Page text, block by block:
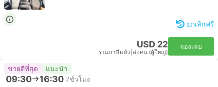
ยกเลิกฟรี
USD 22
รวมภาษีแล้ว ต่อคน (ผู้ใหญ่)
จองเลย
ขายดีที่สุด แนะนำ
09:30 16:30 7ชั่วโมง